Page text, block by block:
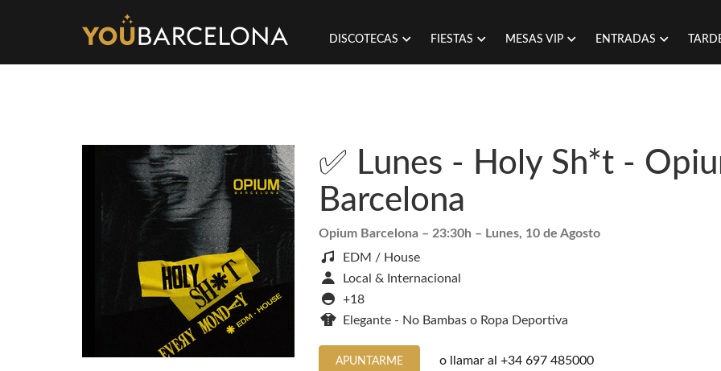
DISCOTECAS FIESTAS MESAS VIP ENTRADAS
✅ Lunes - Holy Sh*t -
Barcelona
Opium Barcelona – 23:30h – Lunes, 10 de Agosto
EDM / House
Local & Internacional
+18
Elegante - No Bambas o Ropa Deportiva
APUNTARME o llamar al +34 697 485000